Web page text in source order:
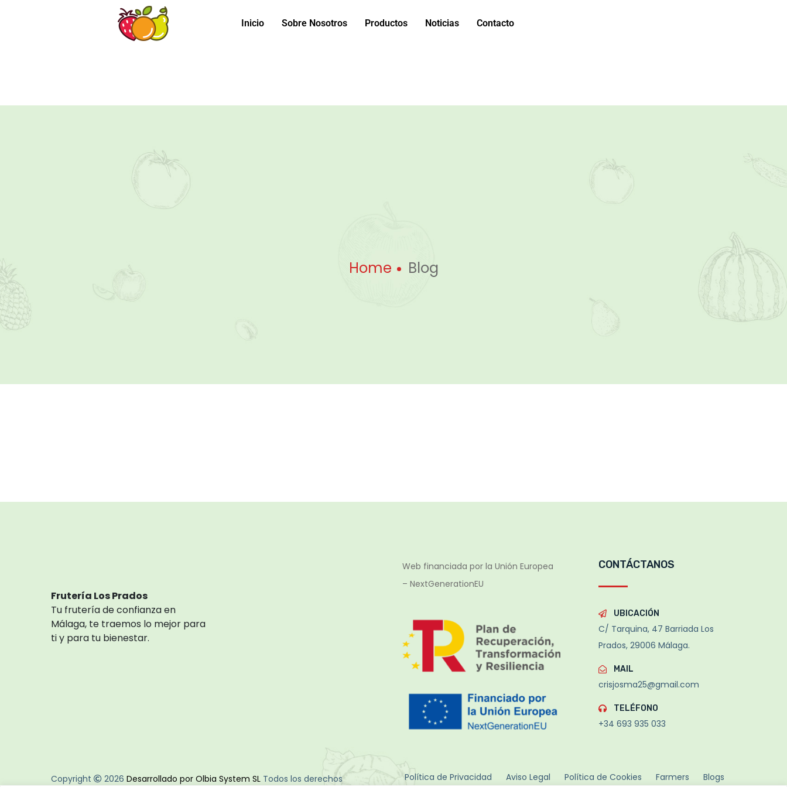
Inicio Sobre Nosotros Productos Noticias Contacto
Home Blog
Frutería Los Prados
Tu frutería de confianza en
Málaga, te traemos lo mejor para
ti y para tu bienestar.
Web financiada por la Unión Europea
– NextGenerationEU
CONTÁCTANOS
UBICACIÓN
C/ Tarquina, 47 Barriada Los
Prados, 29006 Málaga.
MAIL
crisjosma25@gmail.com
TELÉFONO
+34 693 935 033
Copyright 2026 Desarrollado por Olbia System SL Todos los derechos Política de Privacidad Aviso Legal Política de Cookies Farmers
Blogs